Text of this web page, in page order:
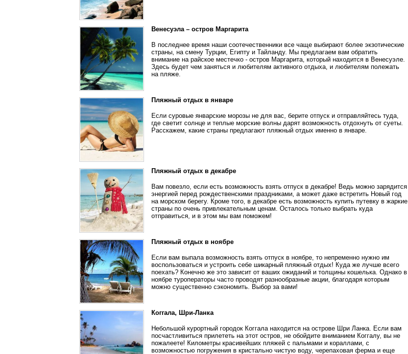
Венесуэла – остров Маргарита
В последнее время наши соотечественники все чаще выбирают более экзотические
страны, на смену Турции, Египту и Тайланду. Мы предлагаем вам обратить
внимание на райское местечко - остров Маргарита, который находится в Венесуэле.
Здесь будет чем заняться и любителям активного отдыха, и любителям полежать
на пляже.
Пляжный отдых в январе
Если суровые январские морозы не для вас, берите отпуск и отправляйтесь туда,
где светит солнце и теплые морские волны дарят возможность отдохнуть от суеты.
Расскажем, какие страны предлагают пляжный отдых именно в январе.
Пляжный отдых в декабре
Вам повезло, если есть возможность взять отпуск в декабре! Ведь можно зарядится
энергией перед рождественскими праздниками, а может даже встретить Новый год
на морском берегу. Кроме того, в декабре есть возможность купить путевку в жаркие
страны по очень привлекательным ценам. Осталось только выбрать куда
отправиться, и в этом мы вам поможем!
Пляжный отдых в ноябре
Если вам выпала возможность взять отпуск в ноябре, то непременно нужно им
воспользоваться и устроить себе шикарный пляжный отдых! Куда же лучше всего
поехать? Конечно же это зависит от ваших ожиданий и толщины кошелька. Однако в
ноябре туроператоры часто проводят разнообразные акции, благодаря которым
можно существенно сэкономить. Выбор за вами!
Коггала, Шри-Ланка
Небольшой курортный городок Коггала находится на острове Шри Ланка. Если вам
посчастливиться прилететь на этот остров, не обойдите вниманием Коггалу, вы не
пожалеете! Километры красивейших пляжей с пальмами и кораллами, с
возможностью погружения в кристально чистую воду, черепаховая ферма и еще